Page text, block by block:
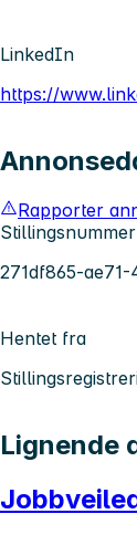
LinkedIn
https://
Rapporter
Stillingsnummer
271df865-
Hentet fra
Lignende